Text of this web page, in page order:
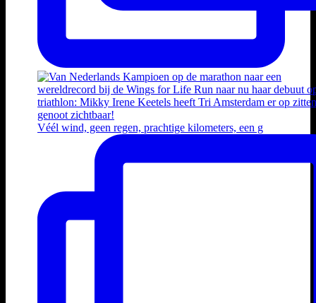
Véél wind, geen regen, prachtige kilometers, een g